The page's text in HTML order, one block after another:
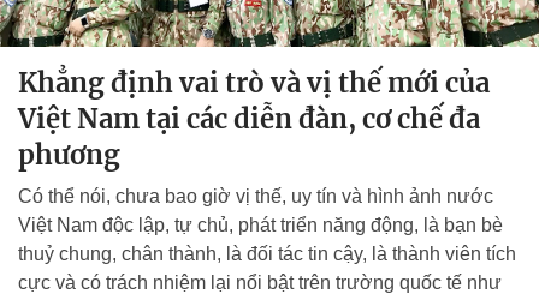
Khẳng định vai trò và vị thế mới của
Việt Nam tại các diễn đàn, cơ chế đa
phương
Có thể nói, chưa bao giờ vị thế, uy tín và hình ảnh nước
Việt Nam độc lập, tự chủ, phát triển năng động, là bạn bè
thuỷ chung, chân thành, là đối tác tin cậy, là thành viên tích
cực và có trách nhiệm lại nổi bật trên trường quốc tế như